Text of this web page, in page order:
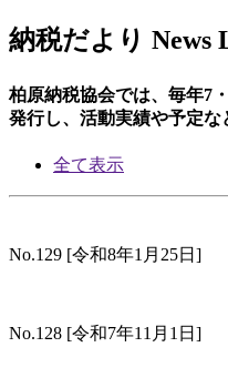
納税だより News
柏原納税協会では、毎年7
発行し、活動実績や予定な
全て表示
No.129 [令和8年1月25日]
No.128 [令和7年11月1日]